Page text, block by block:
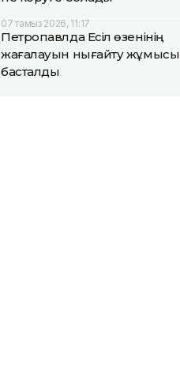
07 тамыз 2026, 11:17
Петропавлда Есіл өзенінің
жағалауын нығайту жұмысы
басталды